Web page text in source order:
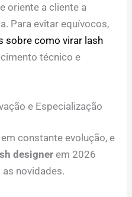
oriente a cliente a
Para evitar equívocos,
sobre como virar lash
técnico e
e Especialização
constante evolução, e
designer em 2026
novidades.